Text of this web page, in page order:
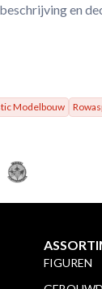
en
Modelbouw
FIGUREN